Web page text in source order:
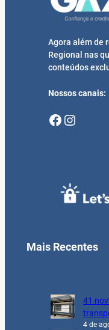
Agora além de
Regional nas
conteúdos
Nossos canais:
Facebook Instagram
Mais Recentes
41
4 de